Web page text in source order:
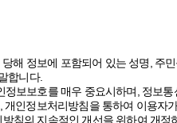
해 정보에 포함되어 있는 성명, 주
합니다.
보보호를 매우 중요시하며, 정보
인정보처리방침을 통하여 이용
침의 지속적인 개선을 위하여 개